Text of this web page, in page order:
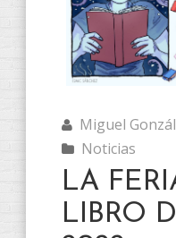
Miguel
Noticias
LA
LIBRO